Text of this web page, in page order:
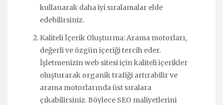
kullanarak daha iyi sıralamalar elde
edebilirsiniz.
Kaliteli İçerik Oluşturma: Arama motorları,
değerli ve özgün içeriği tercih eder.
İşletmenizin web sitesi için kaliteli içerikler
oluşturarak organik trafiği artırabilir ve
arama motorlarında üst sıralara
çıkabilirsiniz. Böylece SEO maliyetlerini